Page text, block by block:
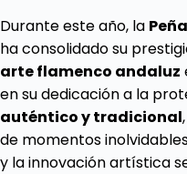
Durante este año, la
ha consolidado su
arte flamenco andaluz
en su dedicación a la
auténtico y tradicional
de momentos
y la innovación artística